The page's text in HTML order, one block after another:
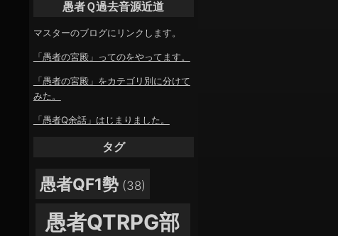
愚者Ｑ過去音源近道
マスターのブログにリンクします。
「愚者の宮殿」ってのをやってます。
「愚者の宮殿」をカテゴリ別に分けて
みた。
「愚者Q余話」はじまりました。
タグ
愚者QF1勢 (38)
愚者QTRPG部